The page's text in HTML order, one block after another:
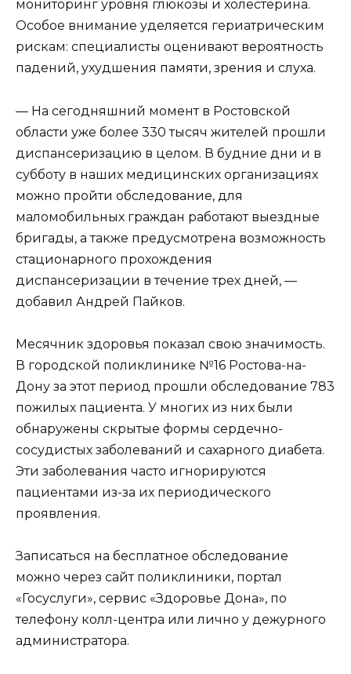
мониторинг уровня глюкозы и холестерина.
Особое внимание уделяется гериатрическим
рискам: специалисты оценивают вероятность
падений, ухудшения памяти, зрения и слуха.
— На сегодняшний момент в Ростовской
области уже более 330 тысяч жителей прошли
диспансеризацию в целом. В будние дни и в
субботу в наших медицинских организациях
можно пройти обследование, для
маломобильных граждан работают выездные
бригады, а также предусмотрена возможность
стационарного прохождения
диспансеризации в течение трех дней, —
добавил Андрей Пайков.
Месячник здоровья показал свою значимость.
В городской поликлинике №16 Ростова-на-
Дону за этот период прошли обследование 783
пожилых пациента. У многих из них были
обнаружены скрытые формы сердечно-
сосудистых заболеваний и сахарного диабета.
Эти заболевания часто игнорируются
пациентами из-за их периодического
проявления.
Записаться на бесплатное обследование
можно через сайт поликлиники, портал
«Госуслуги», сервис «Здоровье Дона», по
телефону колл-центра или лично у дежурного
администратора.